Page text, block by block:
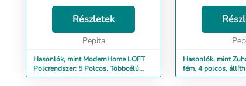
Amikor egy polcra gondolsz, mi
jut eszedbe? Egyszerűség,
funkcionalitás, stílus? A
ModernHome LOFT Polcrendsz...
Részletek
Pepita
Hasonlók, mint ModernHome LOFT
Polcrendszer: 5 Polcos, Többcélú
Tárolórendszer T...
AKASZTÓ - a
rendezőnek 4
akasztója van,
különböző
Hasonlók, mint
fém, 4 polcos,
Isotrade